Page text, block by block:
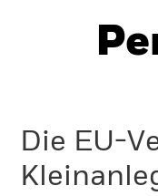
Die EU-